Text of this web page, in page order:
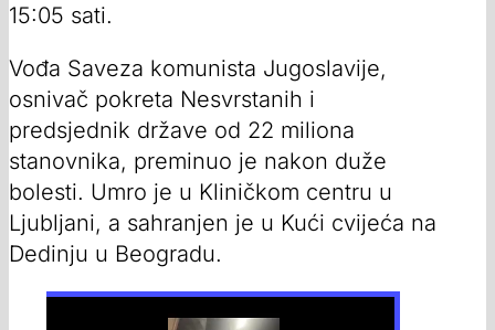
15:05 sati.
Vođa Saveza komunista Jugoslavije,
osnivač pokreta Nesvrstanih i
predsjednik države od 22 miliona
stanovnika, preminuo je nakon duže
bolesti. Umro je u Kliničkom centru u
Ljubljani, a sahranjen je u Kući cvijeća na
Dedinju u Beogradu.